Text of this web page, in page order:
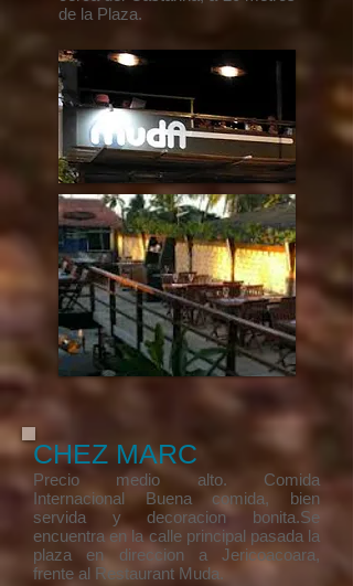
de la Plaza.
CHEZ MARC
​Precio medio alto. Comida
Internacional Buena comida, bien
servida y decoracion bonita.Se
encuentra en la calle principal pasada la
plaza en direccion a Jericoacoara,
frente al Restaurant Muda.